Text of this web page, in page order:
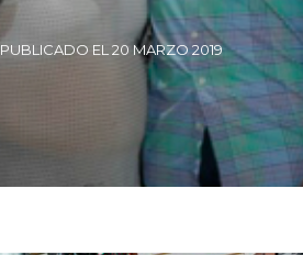
PUBLICADO EL 20 MARZO 2019